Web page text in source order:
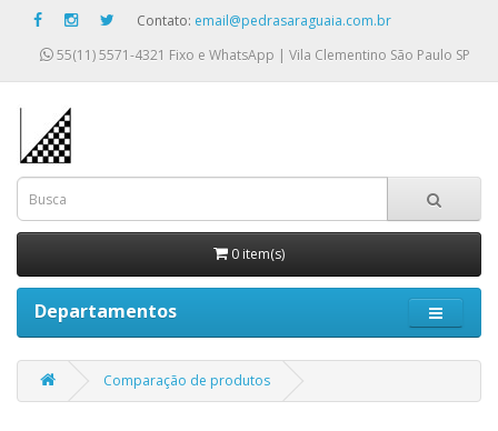
Contato: email@pedrasaraguaia.com.br
55(11) 5571-4321 Fixo e WhatsApp | Vila Clementino São Paulo SP
0 item(s)
Departamentos
Comparação de produtos